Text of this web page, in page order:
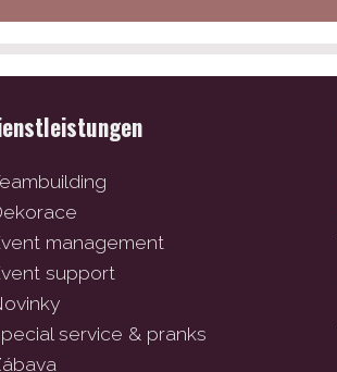
management
support
service & pranks